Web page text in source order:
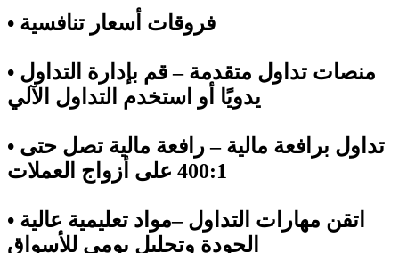
• فروقات أسعار تنافسية
• منصات تداول متقدمة – قم بإدارة التداول
يدويًا أو استخدم التداول الآلي
• تداول برافعة مالية – رافعة مالية تصل حتى
400:1 على أزواج العملات
• اتقن مهارات التداول –مواد تعليمية عالية
الجودة وتحليل يومي للأسواق